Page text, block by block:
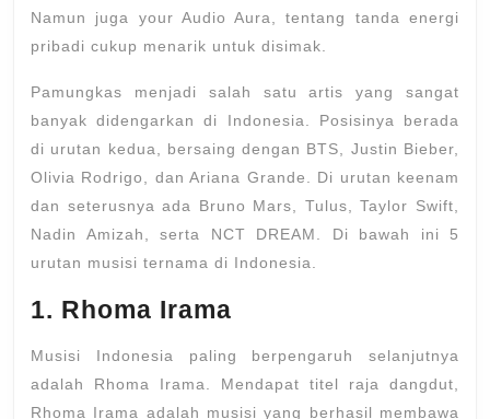
Namun juga your Audio Aura, tentang tanda energi
pribadi cukup menarik untuk disimak.
Pamungkas menjadi salah satu artis yang sangat
banyak didengarkan di Indonesia. Posisinya berada
di urutan kedua, bersaing dengan BTS, Justin Bieber,
Olivia Rodrigo, dan Ariana Grande. Di urutan keenam
dan seterusnya ada Bruno Mars, Tulus, Taylor Swift,
Nadin Amizah, serta NCT DREAM. Di bawah ini 5
urutan musisi ternama di Indonesia.
1. Rhoma Irama
Musisi Indonesia paling berpengaruh selanjutnya
adalah Rhoma Irama. Mendapat titel raja dangdut,
Rhoma Irama adalah musisi yang berhasil membawa